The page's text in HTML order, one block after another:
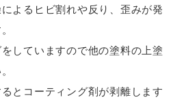
よるヒビ割れや反り、歪みが発
していますので他の塗料の上塗
とコーティング剤が剥離します